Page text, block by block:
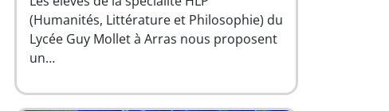
(Humanités, Littérature et Philosophie) du
Lycée Guy Mollet à Arras nous proposent
un…